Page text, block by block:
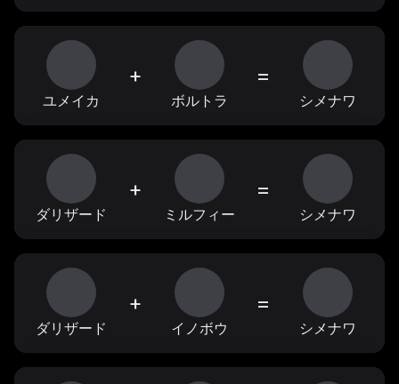
ユメイカ
+
ボルトラ
=
シメナワ
ダリザード
+
ミルフィー
=
シメナワ
ダリザード
+
イノボウ
=
シメナワ